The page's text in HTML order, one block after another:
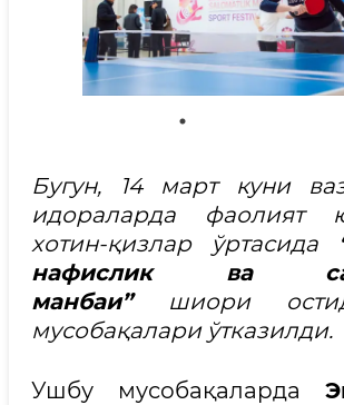
Бугун, 14 март куни
идораларда фаолият
хотин-қизлар ўртасида
нафислик ва
манбаи” шиори
мусобақалари ўтказилди.
Ушбу мусобақаларда